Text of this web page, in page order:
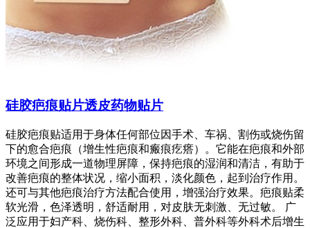
硅胶疤痕贴片透皮药物贴片
硅胶疤痕贴适用于身体任何部位因手术、车祸、割伤或烧伤留
下的愈合疤痕（增生性疤痕和瘢痕疙瘩）。它能在疤痕和外部
环境之间形成一道物理屏障，保持疤痕的湿润和清洁，有助于
改善疤痕的整体状况，缩小面积，淡化颜色，起到治疗作用。
还可与其他疤痕治疗方法配合使用，增强治疗效果。疤痕贴柔
软光滑，色泽透明，舒适耐用，对皮肤无刺激、无过敏。 广
泛应用于妇产科、烧伤科、整形外科、普外科等外科术后增生